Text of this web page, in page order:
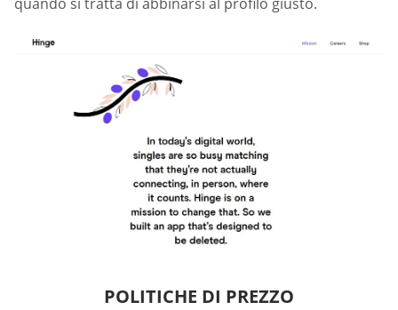
POLITICHE DI PREZZO